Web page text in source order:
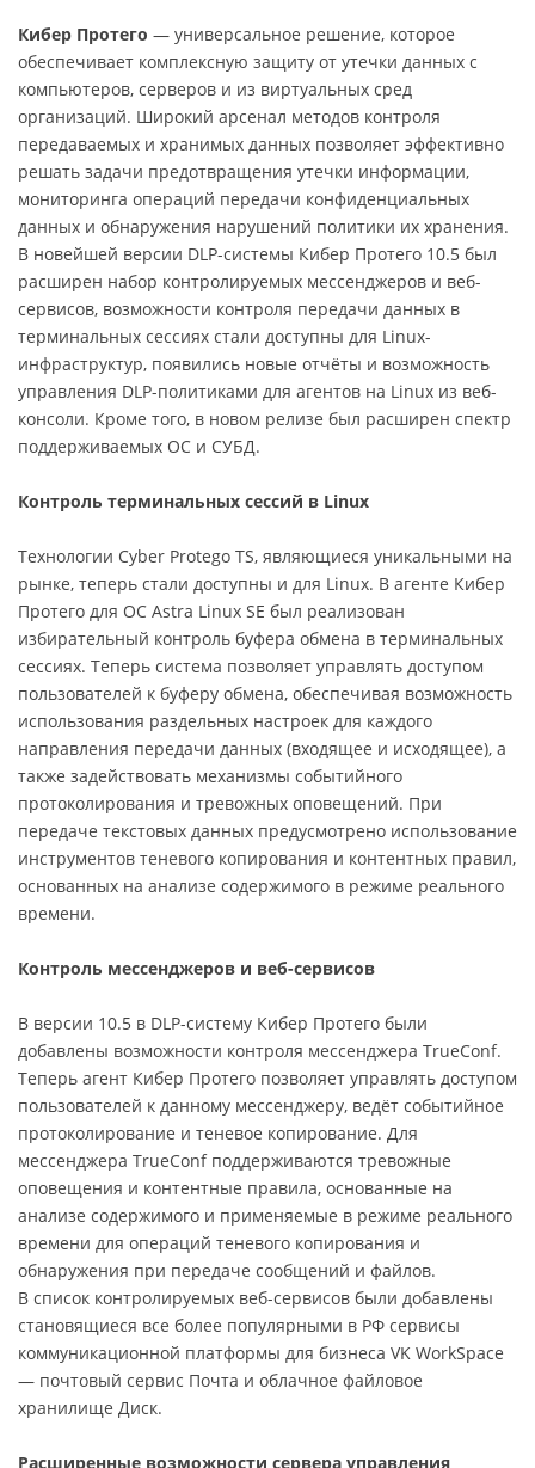
Кибер Протего — универсальное решение, которое
обеспечивает комплексную защиту от утечки данных с
компьютеров, серверов и из виртуальных сред
организаций. Широкий арсенал методов контроля
передаваемых и хранимых данных позволяет эффективно
решать задачи предотвращения утечки информации,
мониторинга операций передачи конфиденциальных
данных и обнаружения нарушений политики их хранения.
В новейшей версии DLP-системы Кибер Протего 10.5 был
расширен набор контролируемых мессенджеров и веб-
сервисов, возможности контроля передачи данных в
терминальных сессиях стали доступны для Linux-
инфраструктур, появились новые отчёты и возможность
управления DLP-политиками для агентов на Linux из веб-
консоли. Кроме того, в новом релизе был расширен спектр
поддерживаемых ОС и СУБД.
Контроль терминальных сессий в Linux
Технологии Cyber Protego TS, являющиеся уникальными на
рынке, теперь стали доступны и для Linux. В агенте Кибер
Протего для ОС Astra Linux SE был реализован
избирательный контроль буфера обмена в терминальных
сессиях. Теперь система позволяет управлять доступом
пользователей к буферу обмена, обеспечивая возможность
использования раздельных настроек для каждого
направления передачи данных (входящее и исходящее), а
также задействовать механизмы событийного
протоколирования и тревожных оповещений. При
передаче текстовых данных предусмотрено использование
инструментов теневого копирования и контентных правил,
основанных на анализе содержимого в режиме реального
времени.
Контроль мессенджеров и веб-сервисов
В версии 10.5 в DLP-систему Кибер Протего были
добавлены возможности контроля мессенджера TrueConf.
Теперь агент Кибер Протего позволяет управлять доступом
пользователей к данному мессенджеру, ведёт событийное
протоколирование и теневое копирование. Для
мессенджера TrueConf поддерживаются тревожные
оповещения и контентные правила, основанные на
анализе содержимого и применяемые в режиме реального
времени для операций теневого копирования и
обнаружения при передаче сообщений и файлов.
В список контролируемых веб-сервисов были добавлены
становящиеся все более популярными в РФ сервисы
коммуникационной платформы для бизнеса VK WorkSpace
— почтовый сервис Почта и облачное файловое
хранилище Диск.
Расширенные возможности сервера управления